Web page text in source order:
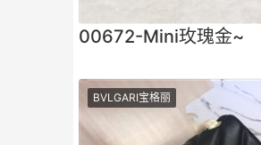
00672-Mini玫瑰金~
BVLGARI宝格丽